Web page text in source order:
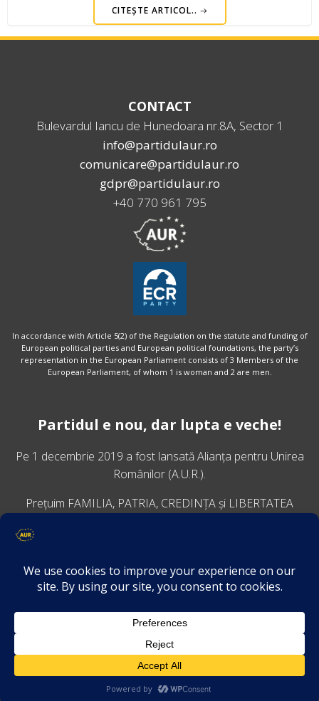
CITEȘTE ARTICOL..
CONTACT
Bulevardul Iancu de Hunedoara nr.8A, Sector 1
info@partidulaur.ro
comunicare@partidulaur.ro
gdpr@partidulaur.ro
+40 770 961 795
In accordance with Article 5(2) of the Regulation on the statute and funding of
European political parties and European political foundations, the party’s
representation in the European Parliament consists of 3 Members of the
European Parliament, of whom 1 is woman and 2 are men.
Partidul e nou, dar lupta e veche!
Pe 1 decembrie 2019 a fost lansatăAlianța pentru Unirea
Românilor (A.U.R.).
Prețuim FAMILIA, PATRIA, CREDINȚA și LIBERTATEA
VINO ALĂTURI DE NOI
Descarcă aplicația Platforma AUR
Termeni și condiții de confidențialitate
GDPR